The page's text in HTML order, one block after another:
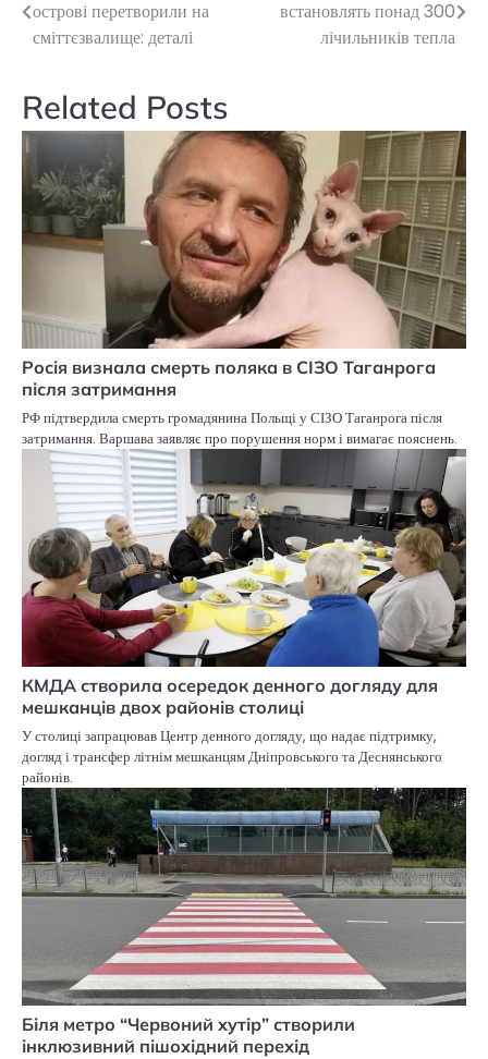
записів
острові перетворили на
сміттєзвалище: деталі
встановлять понад 300
лічильників тепла
Related Posts
Росія визнала смерть поляка в СІЗО Таганрога
після затримання
РФ підтвердила смерть громадянина Польщі у СІЗО Таганрога після
затримання. Варшава заявляє про порушення норм і вимагає пояснень.
КМДА створила осередок денного догляду для
мешканців двох районів столиці
У столиці запрацював Центр денного догляду, що надає підтримку,
догляд і трансфер літнім мешканцям Дніпровського та Деснянського
районів.
Біля метро “Червоний хутір” створили
інклюзивний пішохідний перехід